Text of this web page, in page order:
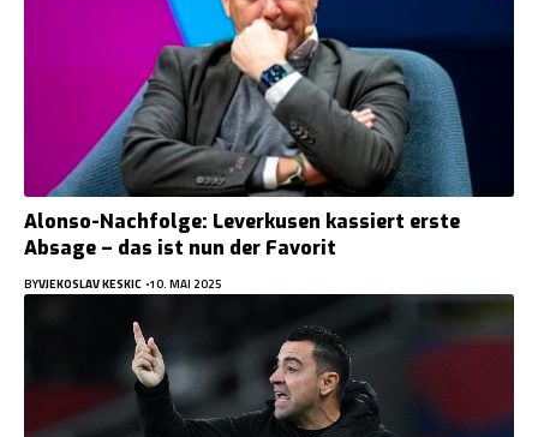
Alonso-Nachfolge: Leverkusen kassiert erste
Absage – das ist nun der Favorit
BYVJEKOSLAV KESKIC 10. MAI 2025